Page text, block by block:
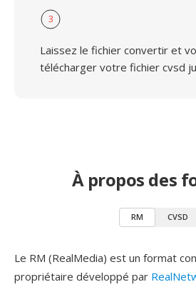
3
Laissez le fichier convertir et
télécharger votre fichier cvsd
À propos des
RM CVSD
Le RM (RealMedia) est un format
propriétaire développé par